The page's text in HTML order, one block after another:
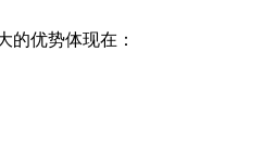
的优势体现在：